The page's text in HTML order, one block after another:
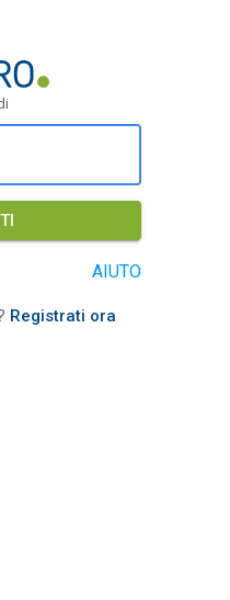
AIUTO
Registrati ora